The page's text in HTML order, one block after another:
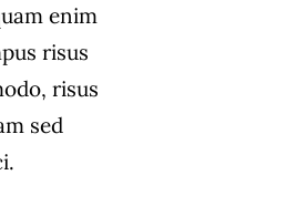
enim
risus
risus
sed